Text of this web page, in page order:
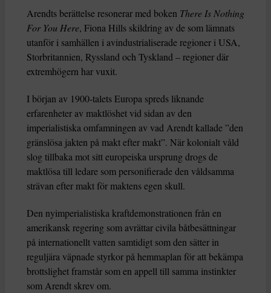
Arendts berättelse resonerar med boken There Is Nothing
For You Here, Fiona Hills skildring av de som lämnats
utanför i samhällen i avindustrialiserade regioner i USA,
Storbritannien, Ryssland och Tyskland – regioner där
extremhögern har vuxit.
I början av 1900-talets Europa spreds liknande
erfarenheter av maktlöshet vid sidan av den
imperialistiska omfamningen av vad Arendt kallade ”den
gränslösa jakten på makt efter makt”. När kolonialt våld
slog tillbaka mot sitt europeiska ursprung drogs de
maktlösa till ledare som personifierade den våldsamma
strävan efter makt för maktens egen skull.
Den nyimperialistiska kraftdemonstrationen från en
amerikansk regering som avrättar civila båtbesättningar
på internationellt vatten samtidigt som den sätter in
reguljära väpnade styrkor på hemmaplan för att bekämpa
brottslighet framstår som en appell till samma instinkter
som Arendt skrev om.